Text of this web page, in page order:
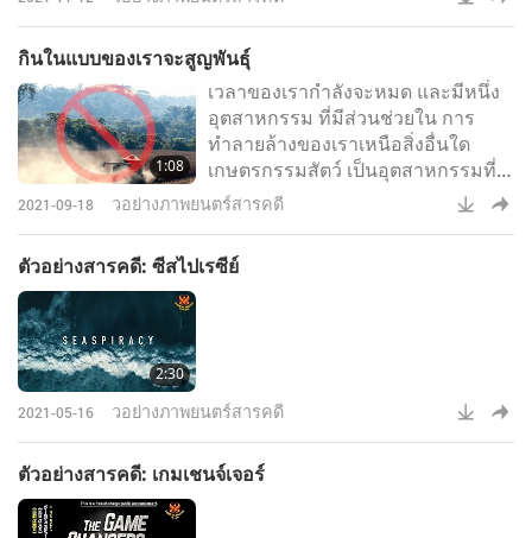
กินในแบบของเราจะสูญพันธุ์
1:08
เวลาของเรากำลังจะหมด และมีหนึ่ง
อุตสาหกรรม ที่มีส่วนช่วยใน การ
ทำลายล้างของเราเหนือสิ่งอื่นใด
เกษตรกรรมสัตว์ เป็นอุตสาหกรรมที่
ทำลายล้าง มากที่สุดบนดาวเคราะห์
โลกเรา เมื่อวันก่อน เราจัดการเพื่อฆ่า
อย่างมาก นี่คือช้าง ในห้องที่ไม่มีใคร
2021-09-18 วอย่างภาพยนตร์สารคดี
ตัวอย่างสารคดี: ซีสไปเรซีย์
2:30
2021-05-16 วอย่างภาพยนตร์สารคดี
ตัวอย่างสารคดี: เกมเชนจ์เจอร์